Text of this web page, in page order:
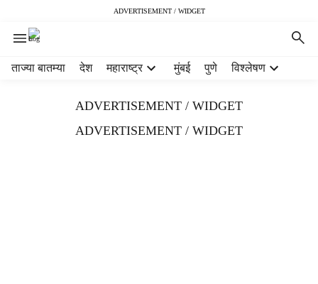
ADVERTISEMENT / WIDGET
ताज्या बातम्या देश महाराष्ट्र मुंबई पुणे विश्लेषण
ADVERTISEMENT / WIDGET
ADVERTISEMENT / WIDGET